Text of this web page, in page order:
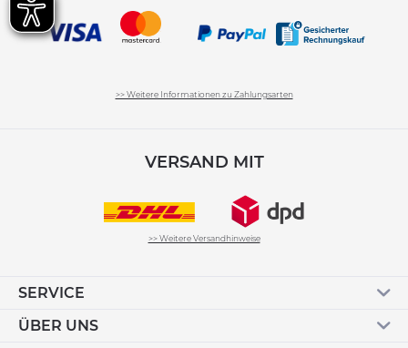
>> Weitere Informationen zu Zahlungsarten
VERSAND MIT
>> Weitere Versandhinweise
SERVICE
ÜBER UNS